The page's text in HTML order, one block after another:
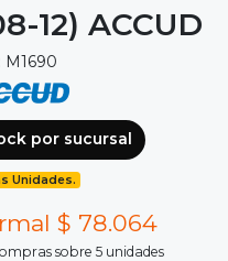
12) ACCUD
M1690
por sucursal
Unidades.
$ 78.064
sobre 5 unidades